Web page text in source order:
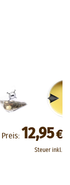
Preis: 12,95€
Steuer inkl.